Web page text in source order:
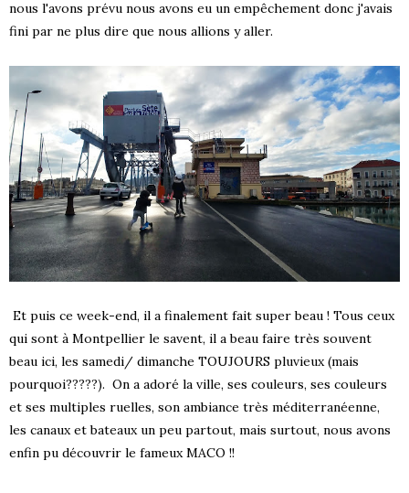
nous l'avons prévu nous avons eu un empêchement donc j'avais
fini par ne plus dire que nous allions y aller.
Et puis ce week-end, il a finalement fait super beau ! Tous ceux
qui sont à Montpellier le savent, il a beau faire très souvent
beau ici, les samedi/ dimanche TOUJOURS pluvieux (mais
pourquoi?????). On a adoré la ville, ses couleurs, ses couleurs
et ses multiples ruelles, son ambiance très méditerranéenne,
les canaux et bateaux un peu partout, mais surtout, nous avons
enfin pu découvrir le fameux MACO !!